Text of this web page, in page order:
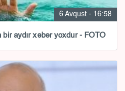
6 Avqust - 16:58
bir aydır xəbər yoxdur - FOTO